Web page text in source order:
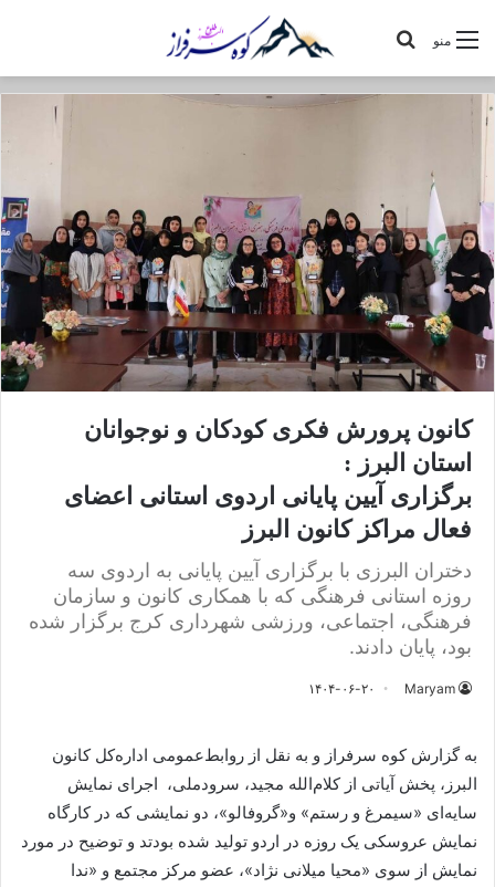
منو
کانون پرورش فکری کودکان و نوجوانان
استان البرز :
برگزاری آیین پایانی اردوی استانی اعضای
فعال مراکز کانون البرز
دختران البرزی با برگزاری آیین پایانی به اردوی سه
روزه استانی فرهنگی که با همکاری کانون و سازمان
فرهنگی، اجتماعی، ورزشی شهرداری کرج برگزار شده
بود، پایان دادند.
Maryam ۱۴۰۴-۰۶-۲۰
به گزارش کوه سرفراز و به نقل از روابط‌عمومی اداره‌کل کانون
البرز، پخش آیاتی از کلام‌الله مجید، سرودملی، اجرای نمایش
سایه‌ای «سیمرغ و رستم» و«گروفالو»، دو نمایشی که در کارگاه
نمایش عروسکی یک روزه در اردو تولید شده بودتد و توضیح در مورد
نمایش از سوی «محیا میلانی نژاد»، عضو مرکز مجتمع و «ندا